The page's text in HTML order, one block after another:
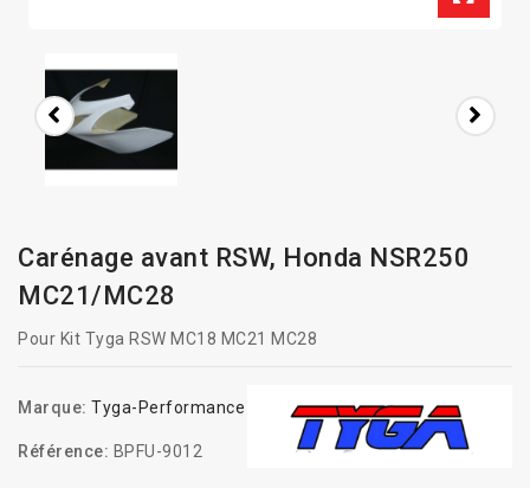
Carénage avant RSW, Honda NSR250
MC21/MC28
Pour Kit Tyga RSW MC18 MC21 MC28
Marque: Tyga-Performance
Référence: BPFU-9012